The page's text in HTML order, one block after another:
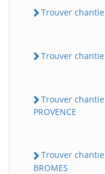
Trouver
Trouver
Trouver
PROVENCE
Trouver
BROMES